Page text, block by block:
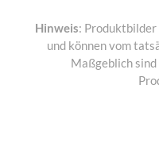
Hinweis:
und können vom
Maßgeblich